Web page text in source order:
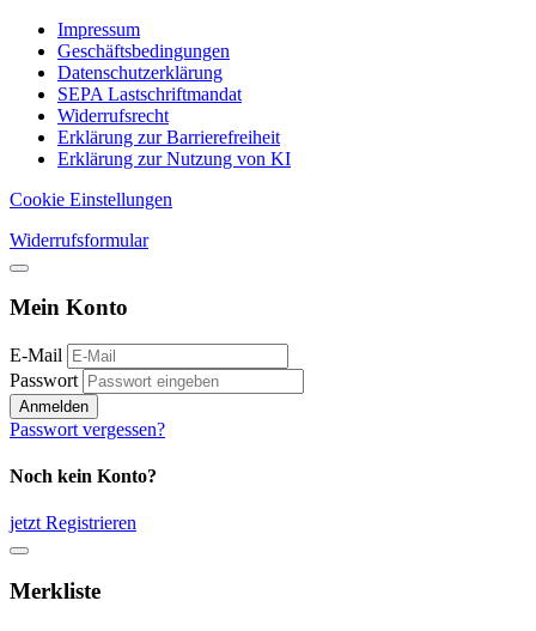
Impressum
Geschäftsbedingungen
Datenschutzerklärung
SEPA Lastschriftmandat
Widerrufsrecht
Erklärung zur Barrierefreiheit
Erklärung zur Nutzung von KI
Cookie Einstellungen
Widerrufsformular
Mein Konto
E-Mail
Passwort
Anmelden
Passwort vergessen?
Noch kein Konto?
jetzt Registrieren
Merkliste